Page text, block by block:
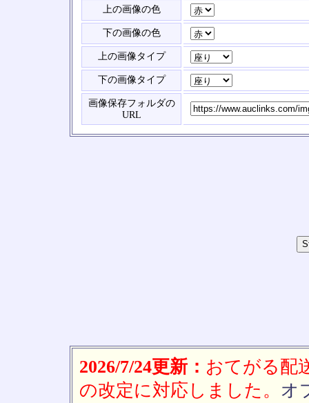
上の画像の色
下の画像の色
上の画像タイプ
下の画像タイプ
画像保存フォルダの
URL
2026/7/24更新： おてがる配
の改定に対応しました。 オ